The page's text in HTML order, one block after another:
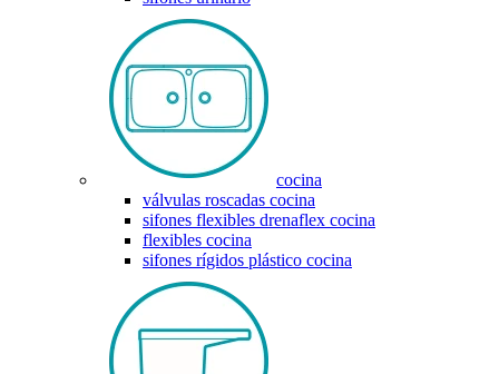
cocina
válvulas roscadas cocina
sifones flexibles drenaflex cocina
flexibles cocina
sifones rígidos plástico cocina